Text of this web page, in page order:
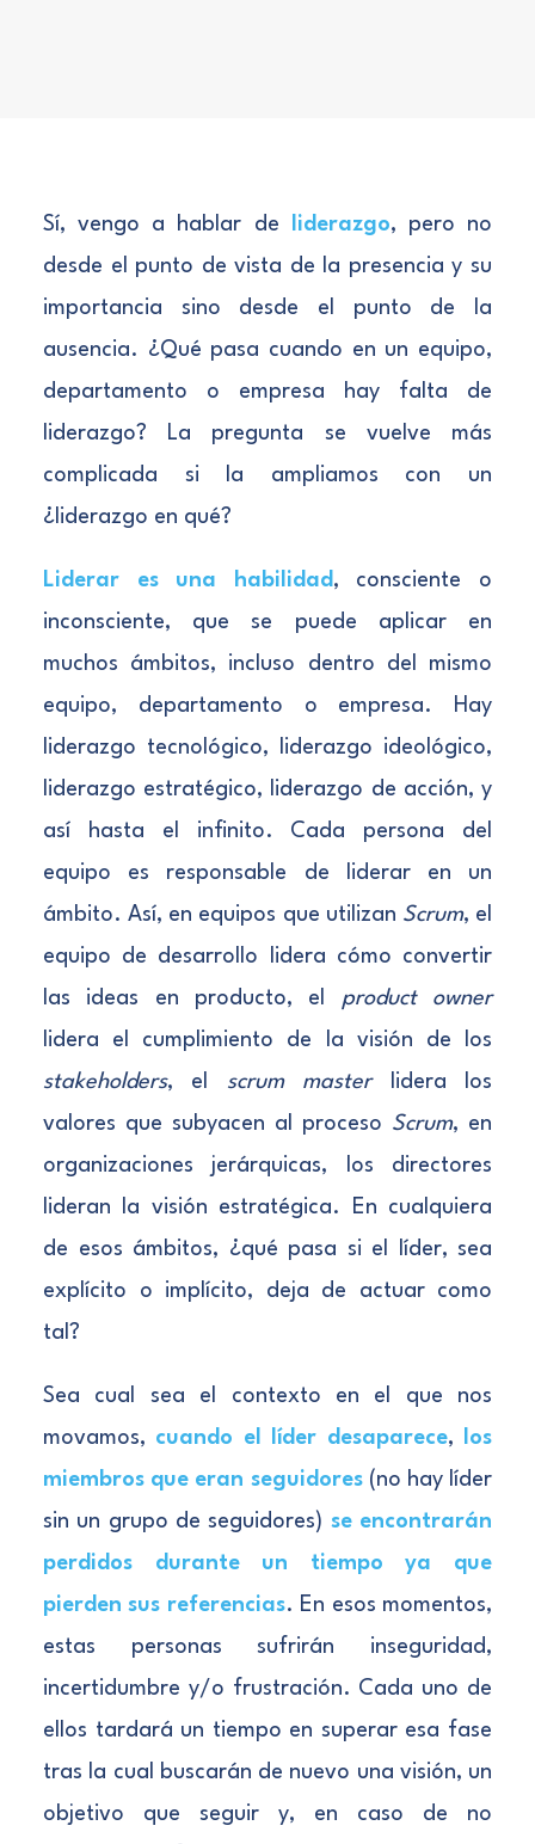
Sí, vengo a hablar de liderazgo, pero no
desde el punto de vista de la presencia y su
importancia sino desde el punto de la
ausencia. ¿Qué pasa cuando en un equipo,
departamento o empresa hay falta de
liderazgo? La pregunta se vuelve más
complicada si la ampliamos con un
¿liderazgo en qué?
Liderar es una habilidad , consciente o
inconsciente, que se puede aplicar en
muchos ámbitos, incluso dentro del mismo
equipo, departamento o empresa. Hay
liderazgo tecnológico, liderazgo ideológico,
liderazgo estratégico, liderazgo de acción, y
así hasta el infinito. Cada persona del
equipo es responsable de liderar en un
ámbito. Así, en equipos que utilizan Scrum, el
equipo de desarrollo lidera cómo convertir
las ideas en producto, el product owner
lidera el cumplimiento de la visión de los
stakeholders, el scrum masterlidera los
valores que subyacen al proceso Scrum, en
organizaciones jerárquicas, los directores
lideran la visión estratégica. En cualquiera
de esos ámbitos, ¿qué pasa si el líder, sea
explícito o implícito, deja de actuar como
tal?
Sea cual sea el contexto en el que nos
movamos, cuando el líder desaparece,
los
miembros que eran seguidores(no hay líder
sin un grupo de seguidores) se encontrarán
perdidos durante un tiempo ya que
pierden sus referencias. En esos momentos,
estas personas sufrirán inseguridad,
incertidumbre y/o frustración. Cada uno de
ellos tardará un tiempo en superar esa fase
tras la cual buscarán de nuevo una visión, un
objetivo que seguir y, en caso de no